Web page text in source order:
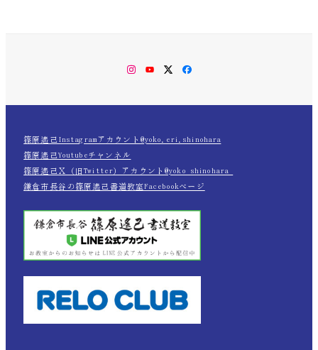
Instagram
YouTubeTwitterFacebook
篠原遙己Instagramアカウント@yoko.eri.shinohara
篠原遙己Youtubeチャンネル
篠原遙己Ｘ（旧Twitter）アカウント@yoko_shinohara_
鎌倉市長谷の篠原遙己書道教室Facebookページ